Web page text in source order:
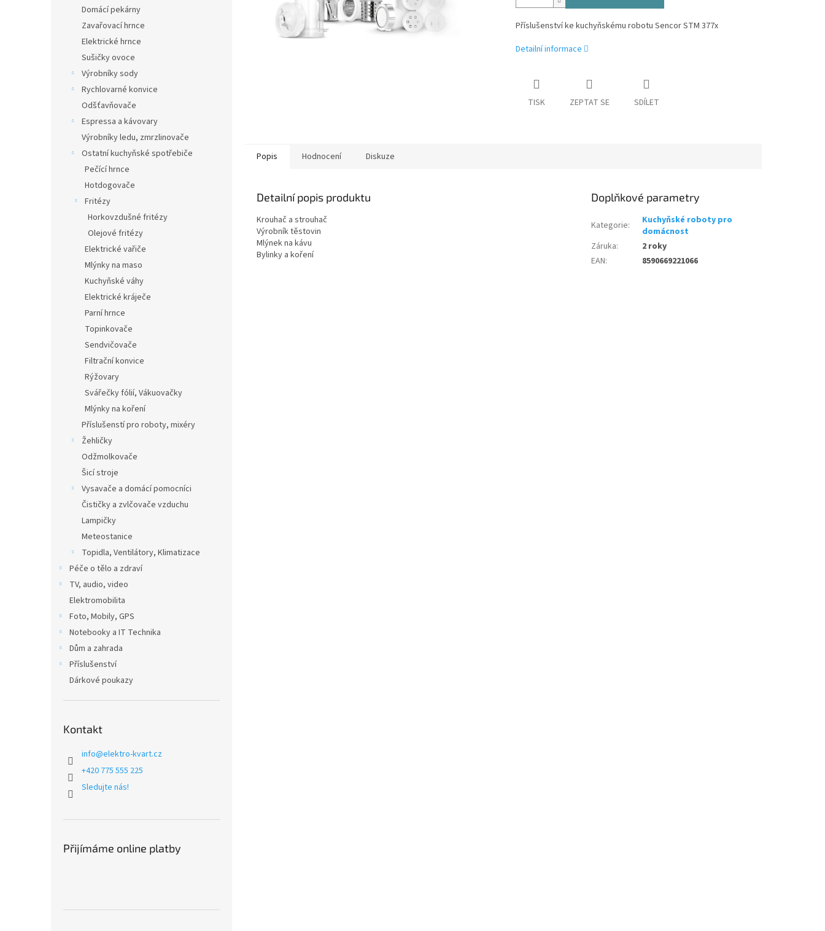
Domácí pekárny
Zavařovací hrnce
Elektrické hrnce
Sušičky ovoce
Výrobníky sody
Rychlovarné konvice
Odšťavňovače
Espressa a kávovary
Výrobníky ledu, zmrzlinovače
Ostatní kuchyňské spotřebiče
Pečící hrnce
Hotdogovače
Fritézy
Horkovzdušné fritézy
Olejové fritézy
Elektrické vařiče
Mlýnky na maso
Kuchyňské váhy
Elektrické kráječe
Parní hrnce
Topinkovače
Sendvičovače
Filtrační konvice
Rýžovary
Svářečky fólií, Vákuovačky
Mlýnky na koření
Příslušenstí pro roboty, mixéry
Žehličky
Odžmolkovače
Šicí stroje
Vysavače a domácí pomocníci
Čističky a zvlčovače vzduchu
Lampičky
Meteostanice
Topidla, Ventilátory, Klimatizace
Péče o tělo a zdraví
TV, audio, video
Elektromobilita
Foto, Mobily, GPS
Notebooky a IT Technika
Dům a zahrada
Příslušenství
Dárkové poukazy
Kontakt
info@elektro-kvart.cz
+420 775 555 225
Sledujte nás!
Přijímáme online platby
Příslušenství ke kuchyňskému robotu Sencor STM 377x
Detailní informace
TISK ZEPTAT SE SDÍLET
Popis Hodnocení Diskuze
Detailní popis produktu
Krouhač a strouhač
Výrobník těstovin
Mlýnek na kávu
Bylinky a koření
Doplňkové parametry
Kategorie:
Kuchyňské roboty pro
domácnost
Záruka:
2 roky
EAN: 8590669221066